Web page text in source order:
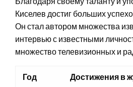
Киселев достиг больших
Он стал автором множества
интервью с известными
множество телевизионных и
Год Достижения в